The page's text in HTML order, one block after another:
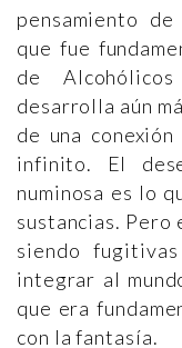
pensamiento
que fue
de
desarrolla aún
de una
infinito. El
numinosa es lo
sustancias. Pero
siendo
integrar al
que era
con la fantasía.